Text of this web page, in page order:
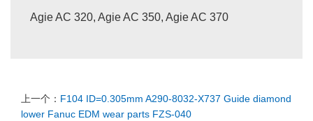
Agie AC 320, Agie AC 350, Agie AC 370
上一个： F104 ID=0.305mm A290-8032-X737 Guide diamond
lower Fanuc EDM wear parts FZS-040